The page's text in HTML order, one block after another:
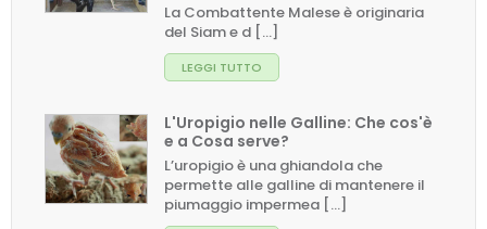
La Combattente Malese è originaria
del Siam e d [...]
LEGGI TUTTO
L'Uropigio nelle Galline: Che cos'è
e a Cosa serve?
L’uropigio è una ghiandola che
permette alle galline di mantenere il
piumaggio impermea [...]